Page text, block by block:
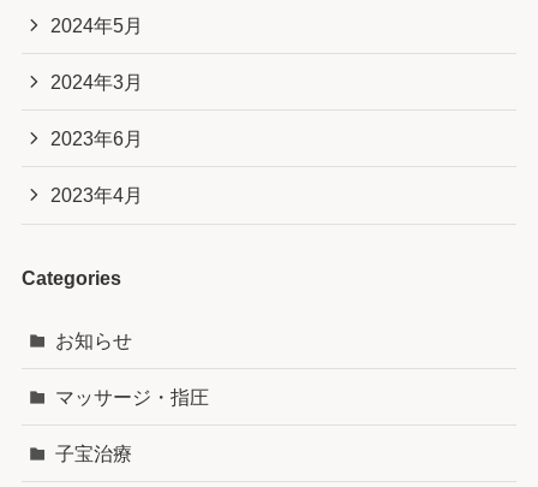
2024年5月
2024年3月
2023年6月
2023年4月
Categories
お知らせ
マッサージ・指圧
子宝治療